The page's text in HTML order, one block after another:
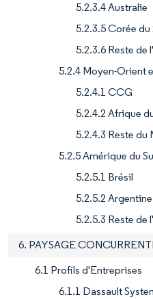
5.2.3.4 Australie
5.2.3.5 Corée du
5.2.3.6 Reste de
5.2.4 Moyen-Orient
5.2.4.1 CCG
5.2.4.2 Afrique
5.2.4.3 Reste du
5.2.5 Amérique du
5.2.5.1 Brésil
5.2.5.2 Argentine
5.2.5.3 Reste de
6. PAYSAGE
6.1 Profils d'Entreprises
6.1.1 Dassault